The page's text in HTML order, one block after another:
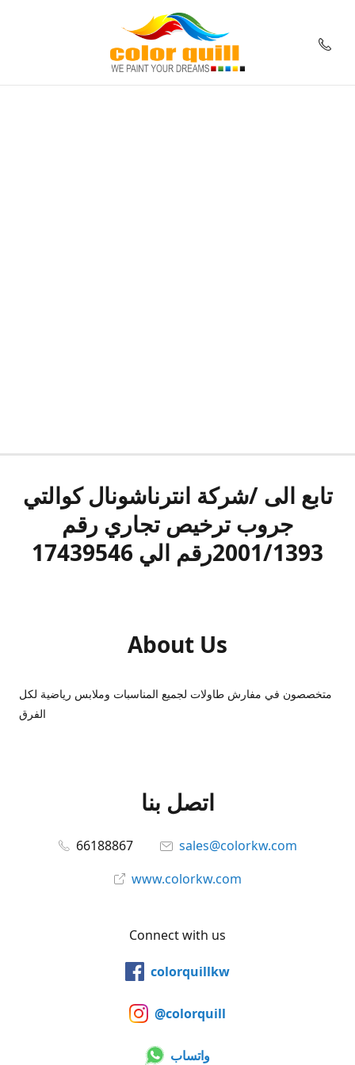
تابع الى /شركة انترناشونال كوالتي
جروب ترخيص تجاري رقم
2001/1393رقم الي 17439546
About Us
متخصصون في مفارش طاولات لجميع المناسبات وملابس رياضية لكل
الفرق
اتصل بنا
66188867
sales@colorkw.com
www.colorkw.com
Connect with us
colorquillkw
@colorquill
واتساب